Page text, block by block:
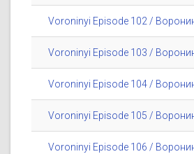
Voroninyi Episode 102 /
Voroninyi Episode 103 /
Voroninyi Episode 104 /
Voroninyi Episode 105 /
Voroninyi Episode 106 /